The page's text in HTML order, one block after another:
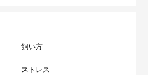
飼い方
ストレス